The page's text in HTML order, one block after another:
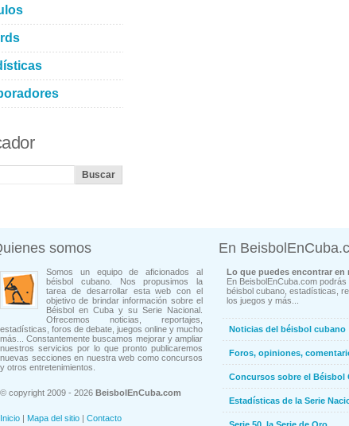
somos
Somos un equipo de aficionados al
béisbol cubano. Nos propusimos la
tarea de desarrollar esta web con el
objetivo de brindar información sobre el
Béisbol en Cuba y su Serie Nacional.
Ofrecemos noticias, reportajes,
estadísticas, foros de debate, juegos online y mucho
más... Constantemente buscamos mejorar y ampliar
nuestros servicios por lo que pronto publicaremos
nuevas secciones en nuestra web como concursos
y otros entretenimientos.
© copyright 2009 - 2026 BeisbolEnCuba.com
Inicio | Mapa del sitio | Contacto
En
Lo que puedes encontrar en
En BeisbolEnCuba.com
béisbol cubano, estadísticas,
los juegos y más...
Noticias del béisbol cubano
Foros, opiniones,
Concursos sobre el Béisbol
Estadísticas de la Serie